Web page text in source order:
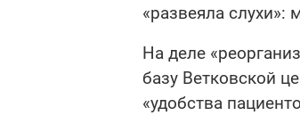
«развеяла слухи»:
На деле
базу Ветковской
«удобства